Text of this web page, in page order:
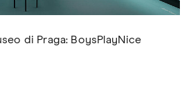
di Praga: BoysPlayNice